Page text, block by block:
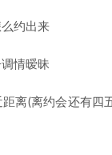
约出来
情暧昧
离(离约会还有四